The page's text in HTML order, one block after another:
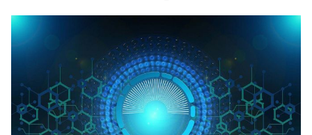
Sở Khoa học và Công nghệ
Chuyển đổi số
Bưu chính, Viễn thông
Hệ thống văn bản
Văn bản QPPL
Văn bản chỉ đạo điều hành
MST IOFFICE
THỐNG KÊ
Khoa học và Công nghệ
Multimedia